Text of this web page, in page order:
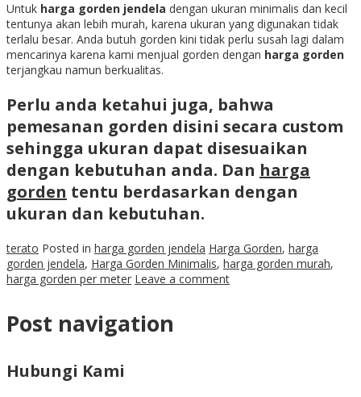
Untuk harga gorden jendela dengan ukuran minimalis dan kecil
tentunya akan lebih murah, karena ukuran yang digunakan tidak
terlalu besar. Anda butuh gorden kini tidak perlu susah lagi dalam
mencarinya karena kami menjual gorden dengan harga gorden
terjangkau namun berkualitas.
Perlu anda ketahui juga, bahwa
pemesanan gorden disini secara custom
sehingga ukuran dapat disesuaikan
dengan kebutuhan anda. Dan harga
gorden tentu berdasarkan dengan
ukuran dan kebutuhan.
terato Posted in harga gorden jendela Harga Gorden, harga
gorden jendela, Harga Gorden Minimalis, harga gorden murah,
harga gorden per meter Leave a comment
Post navigation
Hubungi Kami